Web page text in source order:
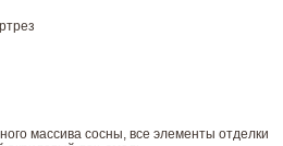
массива сосны, все элементы отделки